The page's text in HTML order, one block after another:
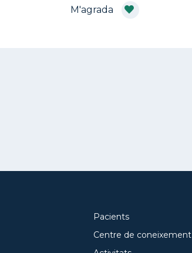
M'agrada
Pacients
Centre de coneixement